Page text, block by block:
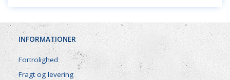
INFORMATIONER
Fortrolighed
Fragt og levering